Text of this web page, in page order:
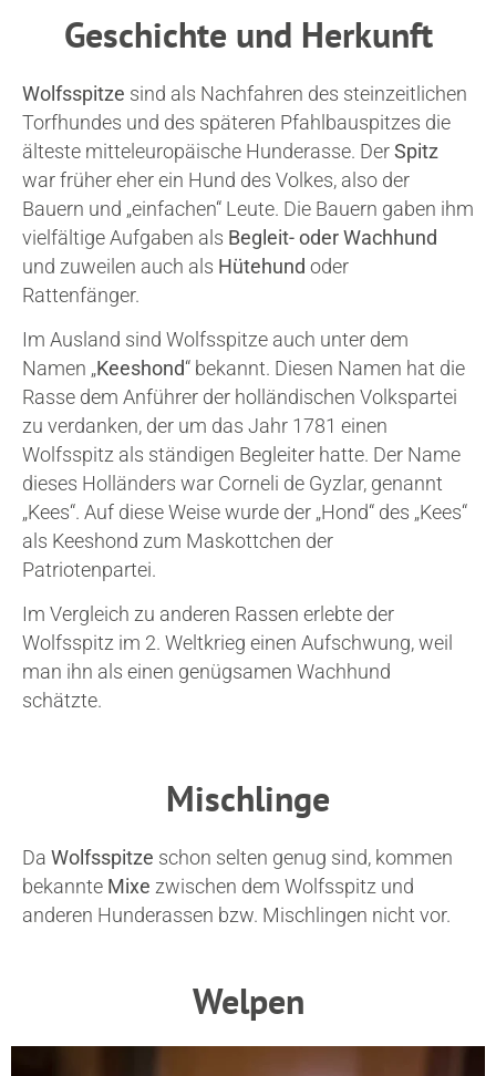
Geschichte und Herkunft
Wolfsspitze sind als Nachfahren des steinzeitlichen
Torfhundes und des späteren Pfahlbauspitzes die
älteste mitteleuropäische Hunderasse. DerSpitz
war früher eher ein Hund des Volkes, also der
Bauern und „einfachen“ Leute. Die Bauern gaben ihm
vielfältige Aufgaben als Begleit- oder Wachhund
und zuweilen auch als Hütehund oder
Rattenfänger.
Im Ausland sind Wolfsspitze auch unter dem
Namen „Keeshond“ bekannt. Diesen Namen hat die
Rasse dem Anführer der holländischen Volkspartei
zu verdanken, der um das Jahr 1781 einen
Wolfsspitz als ständigen Begleiter hatte. Der Name
dieses Holländers war Corneli de Gyzlar, genannt
„Kees“. Auf diese Weise wurde der „Hond“ des „Kees“
als Keeshond zum Maskottchen der
Patriotenpartei.
Im Vergleich zu anderen Rassen erlebte der
Wolfsspitz im 2. Weltkrieg einen Aufschwung, weil
man ihn als einen genügsamen Wachhund
schätzte.
Mischlinge
Da Wolfsspitze schon selten genug sind, kommen
bekannte Mixe zwischen dem Wolfsspitz und
anderen Hunderassen bzw. Mischlingen nicht vor.
Welpen